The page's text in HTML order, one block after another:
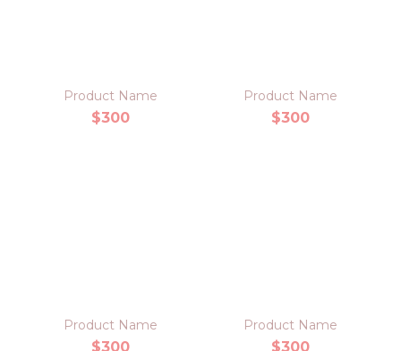
Product Name
$300
Product Name
$300
Product Name
$300
Product Name
$300